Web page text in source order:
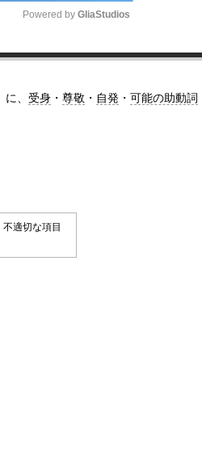
M
t
Powered by GliaStudios
に、 受身・ 尊敬 ・ 自発 ・ 可能の助動詞
適切な項目